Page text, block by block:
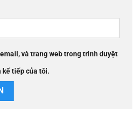
và trang web trong trình duyệt
kế tiếp của tôi.